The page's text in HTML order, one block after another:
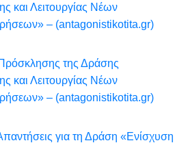
και Λειτουργίας Νέων
– (antagonistikotita.gr)
της Δράσης
και Λειτουργίας Νέων
– (antagonistikotita.gr)
για τη Δράση «Ενίσχυση